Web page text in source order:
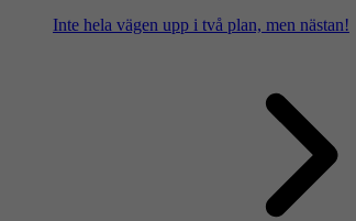
Inte hela vägen upp i två plan, men nästan!